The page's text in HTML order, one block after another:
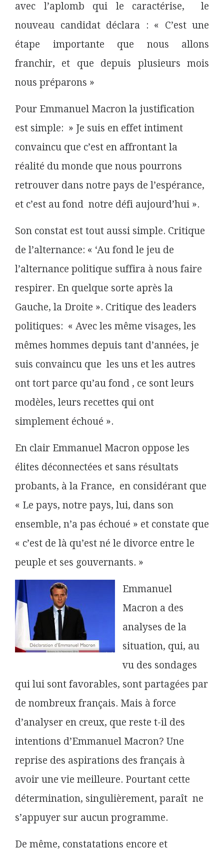
avec l’aplomb qui le caractérise, le
nouveau candidat déclara : « C’est une
étape importante que nous allons
franchir, et que depuis plusieurs mois
nous préparons »
Pour Emmanuel Macron la justification
est simple: » Je suis en effet intiment
convaincu que c’est en affrontant la
réalité du monde que nous pourrons
retrouver dans notre pays de l’espérance,
et c’est au fond notre défi aujourd’hui ».
Son constat est tout aussi simple. Critique
de l’alternance: « ‘Au fond le jeu de
l’alternance politique suffira à nous faire
respirer. En quelque sorte après la
Gauche, la Droite ». Critique des leaders
politiques: « Avec les même visages, les
mêmes hommes depuis tant d’années, je
suis convaincu que les uns et les autres
ont tort parce qu’au fond , ce sont leurs
modèles, leurs recettes qui ont
simplement échoué ».
En clair Emmanuel Macron oppose les
élites déconnectées et sans résultats
probants, à la France, en considérant que
« Le pays, notre pays, lui, dans son
ensemble, n’a pas échoué » et constate que
« c’est de là qu’est né le divorce entre le
peuple et ses gouvernants. »
Emmanuel
Macron a des
analyses de la
situation, qui, au
vu des sondages
qui lui sont favorables, sont partagées par
de nombreux français. Mais à force
d’analyser en creux, que reste t-il des
intentions d’Emmanuel Macron? Une
reprise des aspirations des français à
avoir une vie meilleure. Pourtant cette
détermination, singulièrement, paraît ne
s’appuyer sur aucun programme.
De même, constatations encore et